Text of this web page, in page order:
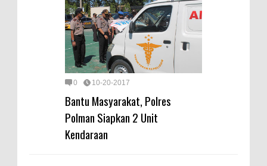
0 10-20-2017
Bantu Masyarakat, Polres
Polman Siapkan 2 Unit
Kendaraan